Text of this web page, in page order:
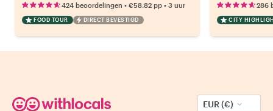
424 beoordelingen • €58.82 pp • 3 uur
FOOD TOUR DIRECT BEVESTIGD
286
CITY
EUR (€)